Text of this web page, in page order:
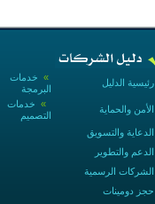
» خدمات
البرمجة
رئيسية الدليل
» خدمات
التصميم
الأمن والحماية
الدعاية والتسويق
الدعم والتطوير
الشركات الرسمية
حجز دومينات